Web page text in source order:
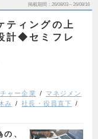
掲載期間 26/08/03～26/08/16
ティングの上
計◆セミフレ
ャー企業
マネジメン
み
社長・役員直下
、